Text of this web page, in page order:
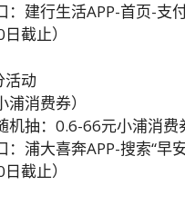
：建行生活APP-首页-支
日截止）
活动
消费券）
机抽：0.6-66元小浦消费
：浦大喜奔APP-搜索“早
日截止）